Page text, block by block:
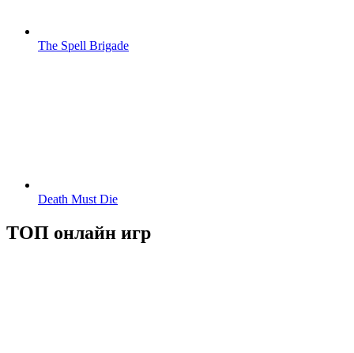
The Spell Brigade
Death Must Die
ТОП онлайн игр